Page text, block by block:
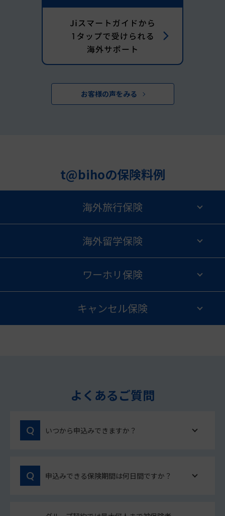
お客様の声をみる
t@bihoの保険料例
海外旅行保険
海外留学保険
ワーホリ保険
キャンセル保険
よくあるご質問
いつから申込みできますか？
申込みできる保険期間は何日間ですか？